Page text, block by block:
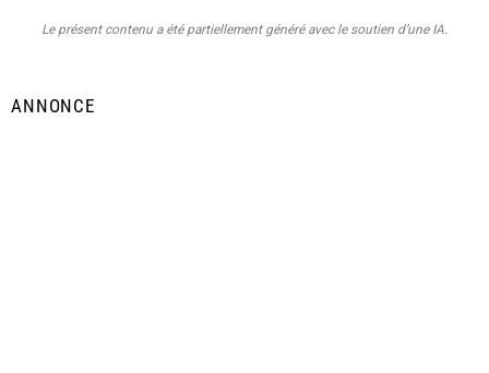
Le présent contenu a été partiellement généré avec le soutien d’une IA.
ANNONCE